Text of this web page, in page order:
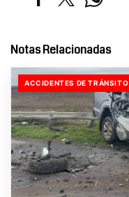
Notas Relacionadas
ACCIDENTES DE TRÁNSITO